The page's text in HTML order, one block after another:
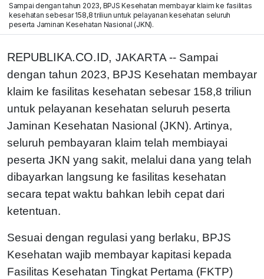
Sampai dengan tahun 2023, BPJS Kesehatan membayar klaim ke fasilitas
kesehatan sebesar 158,8 triliun untuk pelayanan kesehatan seluruh
peserta Jaminan Kesehatan Nasional (JKN).
REPUBLIKA.CO.ID, JAKARTA -- Sampai
dengan tahun 2023, BPJS Kesehatan membayar
klaim ke fasilitas kesehatan sebesar 158,8 triliun
untuk pelayanan kesehatan seluruh peserta
Jaminan Kesehatan Nasional (JKN). Artinya,
seluruh pembayaran klaim telah membiayai
peserta JKN yang sakit, melalui dana yang telah
dibayarkan langsung ke fasilitas kesehatan
secara tepat waktu bahkan lebih cepat dari
ketentuan.
Sesuai dengan regulasi yang berlaku, BPJS
Kesehatan wajib membayar kapitasi kepada
Fasilitas Kesehatan Tingkat Pertama (FKTP)